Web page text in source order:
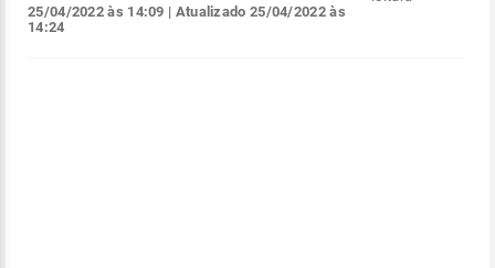
25/04/2022 às 14:09 | Atualizado 25/04/2022 às
14:24